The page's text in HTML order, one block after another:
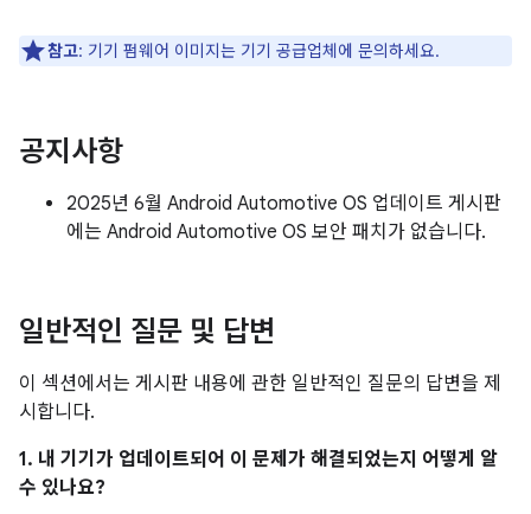
참고: 기기 펌웨어 이미지는 기기 공급업체에 문의하세요.
공지사항
2025년 6월 Android Automotive OS 업데이트 게시판
에는 Android Automotive OS 보안 패치가 없습니다.
일반적인 질문 및 답변
이 섹션에서는 게시판 내용에 관한 일반적인 질문의 답변을 제
시합니다.
1. 내 기기가 업데이트되어 이 문제가 해결되었는지 어떻게 알
수 있나요?